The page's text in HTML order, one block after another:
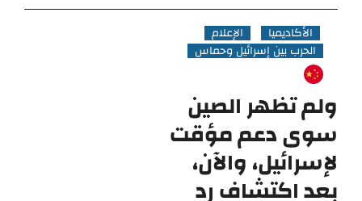
الأكاديميا
الإعلام
الحرب بين إسرائيل وحماس
ولم تظهر الصين
سوى دعم مؤقت
لإسرائيل، والآن،
بعد اكتشاف رد